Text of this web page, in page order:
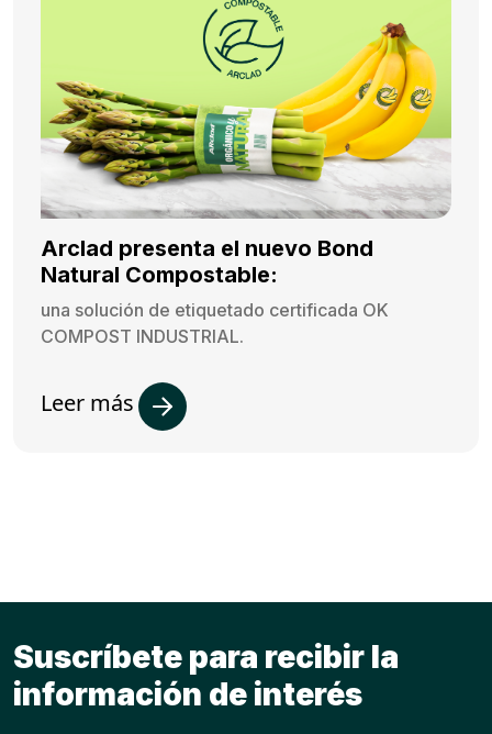
Arclad presenta el nuevo Bond
Natural Compostable:
una solución de etiquetado certificada OK
COMPOST INDUSTRIAL.
Leer más
Suscríbete para recibir la
información de interés